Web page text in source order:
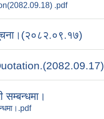
.pdf
सूचना।(२०८२.०९.१७)
सम्बन्धमा।